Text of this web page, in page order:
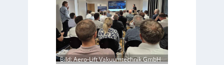
Bild: Aero-Lift Vakuumtechnik GmbH